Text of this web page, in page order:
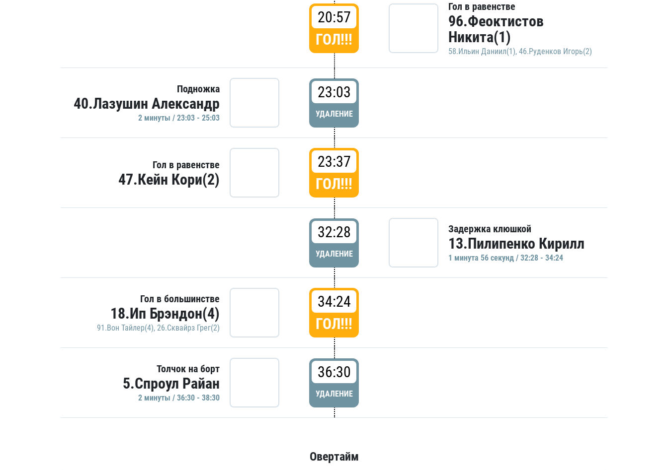
20:57
ГОЛ!!!
Гол в равенстве
96.Феоктистов
Никита(1)
58.Ильин Даниил(1), 46.Руденков Игорь(2)
Подножка
40.Лазушин Александр
2 минуты / 23:03 - 25:03
23:03
УДАЛЕНИЕ
Гол в равенстве
47.Кейн Кори(2)
23:37
ГОЛ!!!
32:28
УДАЛЕНИЕ
Задержка клюшкой
13.Пилипенко Кирилл
1 минутa 56 секунд / 32:28 - 34:24
Гол в большинстве
18.Ип Брэндон(4)
91.Вон Тайлер(4), 26.Сквайрз Грег(2)
34:24
ГОЛ!!!
Толчок на борт
5.Спроул Райан
2 минуты / 36:30 - 38:30
36:30
УДАЛЕНИЕ
Овертайм